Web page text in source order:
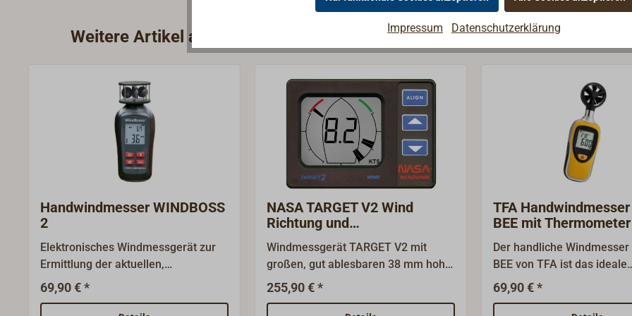
Weitere Artikel aus der Kategorie Windmessgeräte
Handwindmesser WINDBOSS
2
Elektronisches Windmessgerät zur
Ermittlung der aktuellen,
durchschnittlichen und maximalen
Windgeschwindigkeit. Der
69,90 € *
NASA TARGET V2 Wind
Richtung und
Geschwindigkeit
Windmessgerät TARGET V2 mit
großen, gut ablesbaren 38 mm hohe
Ziffern. Der Windmesser zeigt Ihnen
sowohl die Windrichtung als auch die
255,90 € *
TFA
BEE mit Thermometer
Der handliche Windmesser
BEE von TFA ist das ideale
Hilfsmittel für alle Segler,
Outdoor-Begeisterte. Auch
69,90 € *
Impressum Datenschutzerklärung